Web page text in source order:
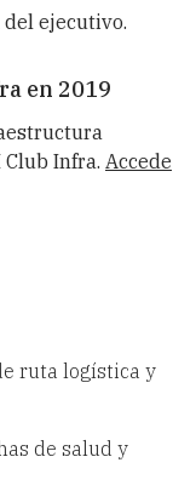
ejecutivo.
en 2019
Infra. Accede
ruta logística y
de salud y